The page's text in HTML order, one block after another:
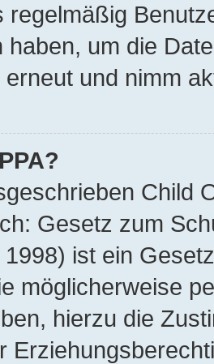
regelmäßig
haben, um die
und nimm
Child
Gesetz zum
ist ein
möglicherweise
hierzu die